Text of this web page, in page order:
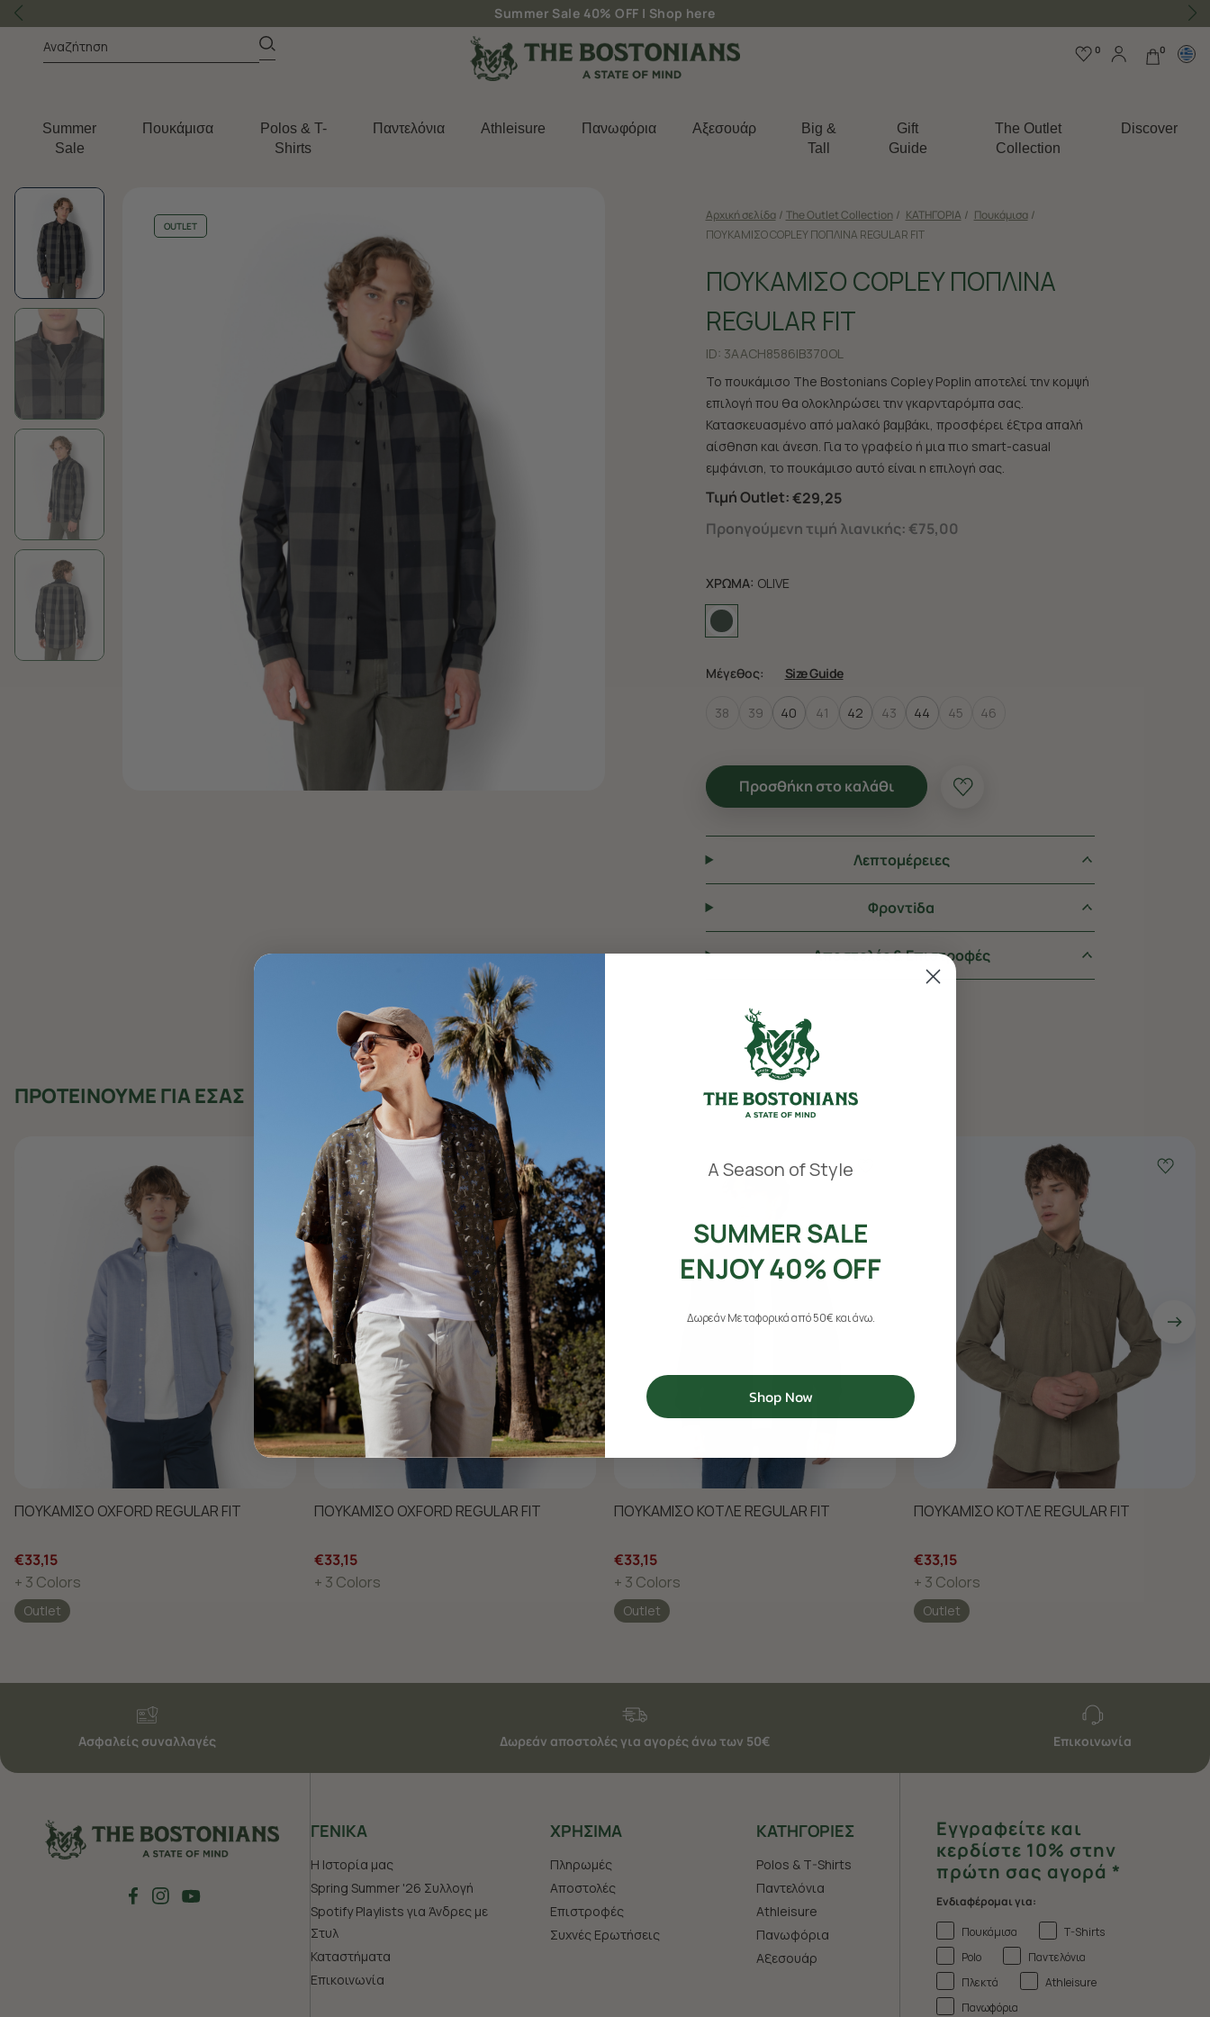
Δωρεάν μεταφορικά για παραγγελίες άνω των 50€
0 0
Summer
Sale
Πουκάμισα
Polos & T-
Shirts
Παντελόνια Athleisure Πανωφόρια Aξεσουάρ
Big &
Tall
Gift
Guide
The Outlet
Collection
Discover
OUTLET
Αρχική σελίδα / The Outlet Collection / ΚΑΤΗΓΟΡΙΑ / Πουκάμισα /
ΠΟΥΚΑΜΙΣΟ COPLEY ΠΟΠΛΙΝΑ REGULAR FIT
ΠΟΥΚΑΜΙΣΟ COPLEY ΠΟΠΛΙΝΑ
REGULAR FIT
ID: 3AACH8586|B370OL
Το πουκάμισο The Bostonians Copley Poplin αποτελεί την κομψή
επιλογή που θα ολοκληρώσει την γκαρνταρόμπα σας.
Κατασκευασμένο από μαλακό βαμβάκι, προσφέρει έξτρα απαλή
αίσθηση και άνεση. Για το γραφείο ή μια πιο smart-casual
εμφάνιση, το πουκάμισο αυτό είναι η επιλογή σας.
Τιμή Outlet:€29,25
Προηγούμενη τιμή λιανικής: €75,00
ΧΡΩΜΑ: OLIVE
Μέγεθος: Size Guide
38 39 40 41 42 43 44 45 46
Προσθήκη στο καλάθι
Λεπτομέρειες
Φροντiδα
Αποστολές & Επιστροφές
ΠΡΟΤΕΙΝΟΥΜΕ ΓΙΑ ΕΣΑΣ
ΠΟΥΚΑΜΙΣΟ OXFORD REGULAR FIT
€33,15
+ 3 Colors
Outlet
ΠΟΥΚΑΜΙΣΟ OXFORD REGULAR FIT
€33,15
+ 3 Colors
ΠΟΥΚΑΜΙΣΟ ΚΟΤΛΕ REGULAR FIT
€33,15
+ 3 Colors
Outlet
ΠΟΥΚΑΜΙΣΟ ΚΟΤΛΕ REGULAR FIT
€33,15
+ 3 Colors
Outlet
Ασφαλείς συναλλαγές Δωρεάν αποστολές για αγορές άνω των 50€ Επικοινωνία
ΓΕΝΙΚΑ
Η Ιστορία μας
Spring Summer '26 Συλλογή
Spotify Playlists για Άνδρες με
Στυλ
Καταστήματα
Επικοινωνία
ΧΡHΣΙΜΑ
Πληρωμές
Αποστολές
Επιστροφές
Συχνές Ερωτήσεις
ΚΑΤΗΓΟΡΙΕΣ
Polos & T-Shirts
Παντελόνια
Athleisure
Πανωφόρια
Aξεσουάρ
Εγγραφείτε και
κερδίστε 10% στην
πρώτη σας αγορά *
Ενδιαφέρομαι για:
Πουκάμισα
T-Shirts
Polo
Παντελόνια
Πλεκτά
Athleisure
Πανωφόρια
A Season of Style
SUMMER SALE
ENJOY 40% OFF
Δωρεάν Μεταφορικά από 50€ και άνω.
Shop Now